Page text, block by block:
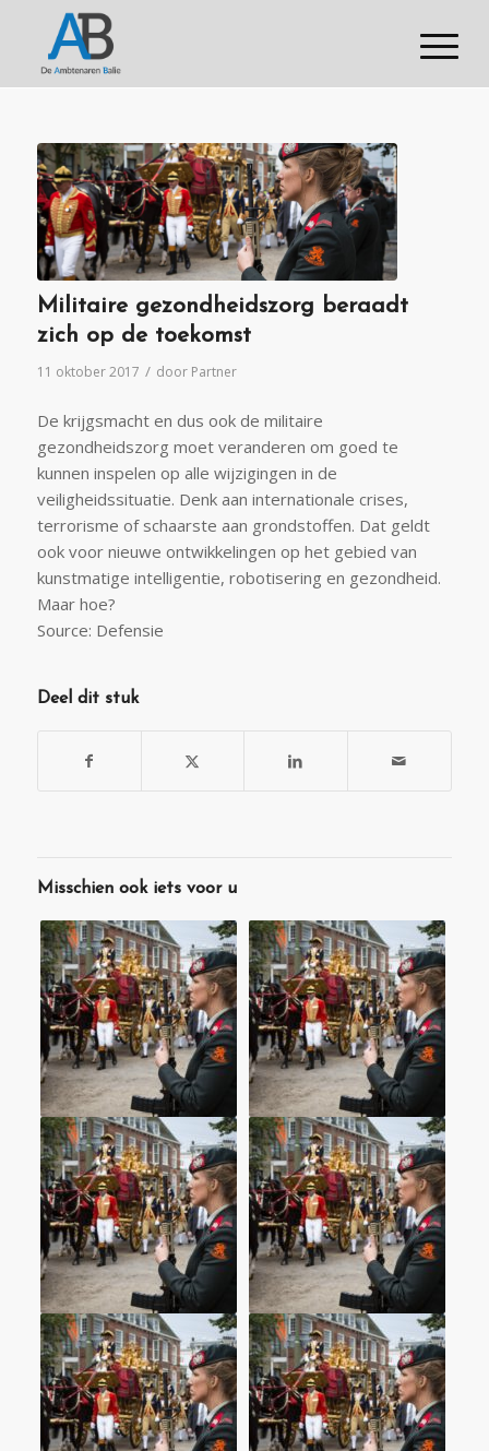
Militaire gezondheidszorg beraadt
zich op de toekomst
11 oktober 2017 / door Partner
De krijgsmacht en dus ook de militaire
gezondheidszorg moet veranderen om goed te
kunnen inspelen op alle wijzigingen in de
veiligheidssituatie. Denk aan internationale crises,
terrorisme of schaarste aan grondstoffen. Dat geldt
ook voor nieuwe ontwikkelingen op het gebied van
kunstmatige intelligentie, robotisering en gezondheid.
Maar hoe?
Source: Defensie
Deel dit stuk
Misschien ook iets voor u